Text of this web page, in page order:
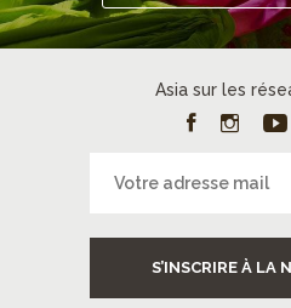
Asia sur les
S’INSCRIRE À LA